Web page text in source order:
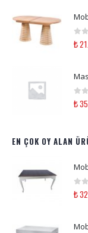
0
₺
0
₺
EN ÇOK OY ALAN
0
₺